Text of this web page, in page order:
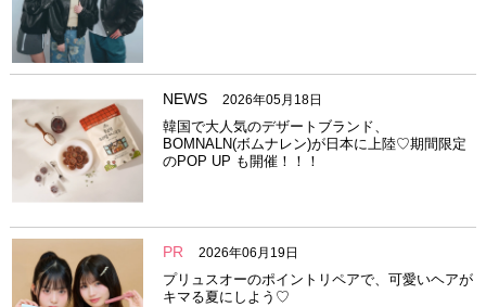
NEWS 2026年05月18日
韓国で大人気のデザートブランド、
BOMNALN(ボムナレン)が日本に上陸♡期間限定
のPOP UP も開催！！！
PR 2026年06月19日
プリュスオーのポイントリペアで、可愛いヘアが
キマる夏にしよう♡